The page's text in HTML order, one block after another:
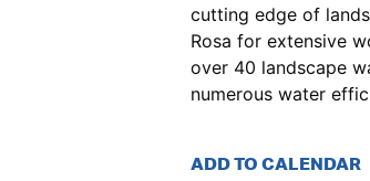
cutting edge of
Rosa for extensive
over 40 landscape
numerous water
ADD TO CALENDAR